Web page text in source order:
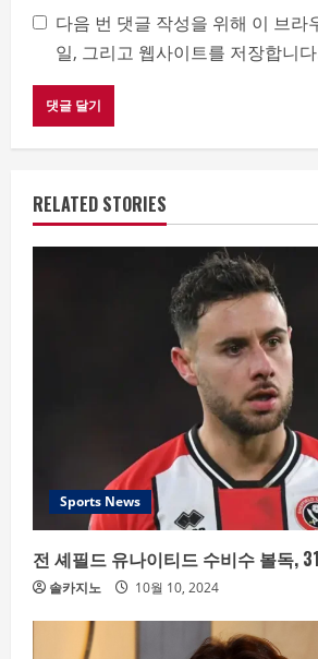
다음 번 댓글 작성을 위해 이 브라
일, 그리고 웹사이트를 저장합니
RELATED STORIES
Sports News
전 셰필드 유나이티드 수비수 볼독,
솔카지노 10월 10, 2024